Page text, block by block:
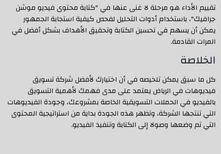
تقييم الأداء هو مرحلة لا غنى عنها في "كتابة محتوى فيديو موشن
جرافيك"، باستخدام أدوات التحليل لفحص كيفية استجابة الجمهور
يمكن أن يسهم في تحسين الكتابة وتحقيق الأهداف بشكل أفضل في
المرات القادمة.
الخلاصة
كل ما سبق يمكن تلخيصه في أن اختيارك لأفضل شركة تسويق
فيديوهات في الرياض يعتمد على مدى فهمك لأهمية التسويق
بالفيديو في الحملات التسويقية الخاصة بمشروعك، وجودة الفيديوهات
التي تنتجها الشركة، وتظهر هذه الجودة بداية من استراتيجية المحتوى
التي تم وضعها وصولا إلى الكتابة وتنفيذ الفيديو.